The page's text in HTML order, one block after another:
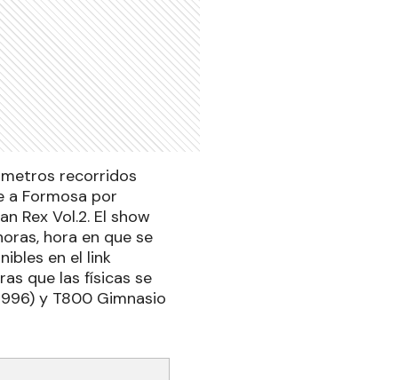
recorridos
a Formosa por
Rex Vol.2. El show
hora en que se
en el link
que las físicas se
y T800 Gimnasio